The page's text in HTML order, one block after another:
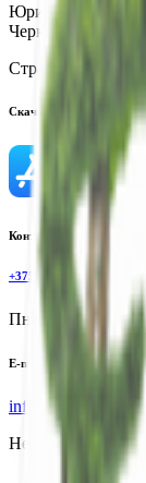
Юридический
Черкизовская, д.
Страна
Скачать приложение
Контактный телефон
+375(29)6875999
Пн-Пт: 8:00 - 17:00
E-mail
info@yoda.by
Не для